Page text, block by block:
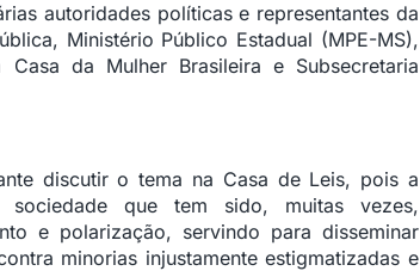
autoridades políticas e representantes da
Ministério Público Estadual (MPE-MS),
da Mulher Brasileira e Subsecretaria
discutir o tema na Casa de Leis, pois a
que tem sido, muitas vezes,
e polarização, servindo para disseminar
minorias injustamente estigmatizadas e